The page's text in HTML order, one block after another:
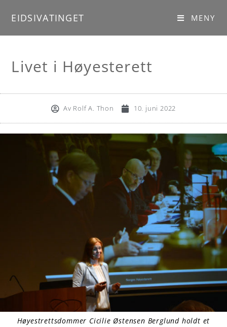
EIDSIVATINGET MENY
Livet i Høyesterett
Av Rolf A. Thon 10. juni 2022
Høyestrettsdommer Cicilie Østensen Berglund holdt et